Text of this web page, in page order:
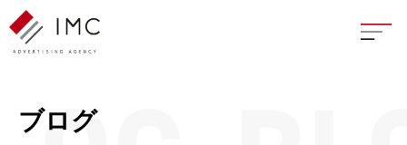
座談
ブログ